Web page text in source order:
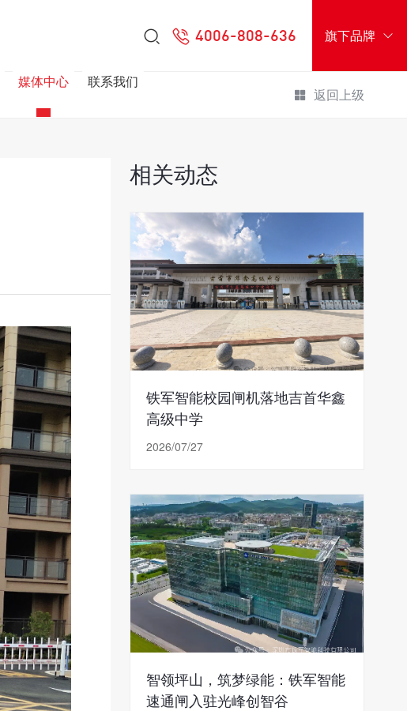
旗下品牌
4006-808-636
媒体中心 联系我们
返回上级
相关动态
铁军智能校园闸机落地吉首华鑫
高级中学
2026/07/27
智领坪山，筑梦绿能：铁军智能
速通闸入驻光峰创智谷